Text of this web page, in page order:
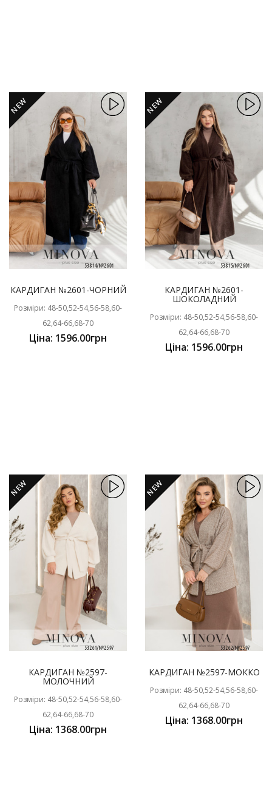
NEW
КАРДИГАН №2601-ЧОРНИЙ
Розміри: 48-50,52-54,56-58,60-
62,64-66,68-70
Ціна: 1596.00грн
NEW
КАРДИГАН №2601-
ШОКОЛАДНИЙ
Розміри: 48-50,52-54,56-58,60-
62,64-66,68-70
Ціна: 1596.00грн
NEW
КАРДИГАН №2597-
МОЛОЧНИЙ
Розміри: 48-50,52-54,56-58,60-
62,64-66,68-70
Ціна: 1368.00грн
NEW
КАРДИГАН №2597-МОККО
Розміри: 48-50,52-54,56-58,60-
62,64-66,68-70
Ціна: 1368.00грн